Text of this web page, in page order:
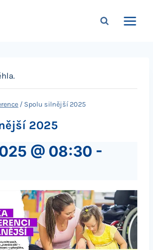
/ Spolu silnější 2025
2025
@ 08:30 -